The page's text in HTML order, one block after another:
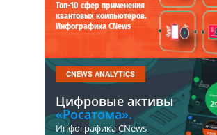
Топ-10 сфер применения
квантовых компьютеров.
Инфографика CNews
CNEWS ANALYTICS
Цифровые активы
«Росатома».
Инфографика CNews